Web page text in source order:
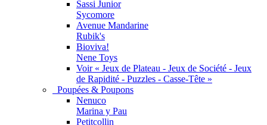
Sassi Junior
Sycomore
Avenue Mandarine
Rubik's
Bioviva!
Nene Toys
Voir « Jeux de Plateau - Jeux de Société - Jeux
de Rapidité - Puzzles - Casse-Tête »
Poupées & Poupons
Nenuco
Marina y Pau
Petitcollin